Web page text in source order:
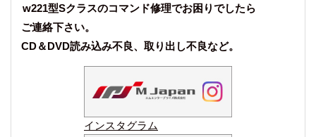
w221型Sクラスのコマンド修理でお困りでしたら
ご連絡下さい。
CD＆DVD読み込み不良、取り出し不良など。
インスタグラム